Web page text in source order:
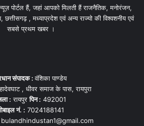
पोर्टल हैं, जहां आपको मिलती हैं राजनैतिक, मनोरंजन,
छत्तीसगढ़ , मध्याप्रदेश एवं अन्य राज्यो की विश्वशनीय एवं
सबसे प्रथम खबर ।
संपादक :वंशिका पाण्डेय
, धीवर समाज के पास, रायपुरा
: रायपुरपिन : 492001
नं. : 7024188141
bulandhindustan1@gmail.com